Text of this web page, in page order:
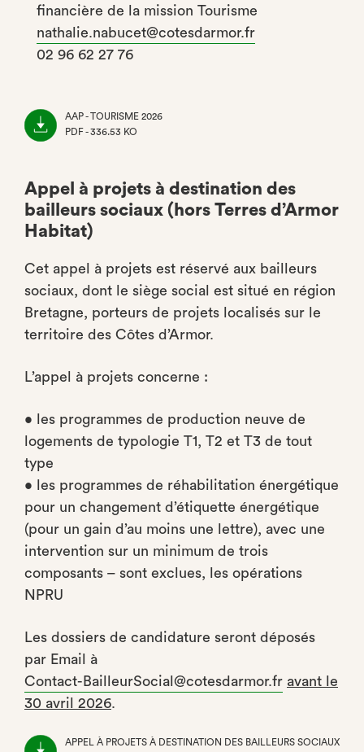
financière de la mission Tourisme
nathalie.nabucet@cotesdarmor.fr
02 96 62 27 76
AAP - TOURISME 2026
PDF - 336.53 KO
Appel à projets à destination des
bailleurs sociaux (hors Terres d’Armor
Habitat)
Cet appel à projets est réservé aux bailleurs
sociaux, dont le siège social est situé en région
Bretagne, porteurs de projets localisés sur le
territoire des Côtes d’Armor.
L’appel à projets concerne :
• les programmes de production neuve de
logements de typologie T1, T2 et T3 de tout
type
• les programmes de réhabilitation énergétique
pour un changement d’étiquette énergétique
(pour un gain d’au moins une lettre), avec une
intervention sur un minimum de trois
composants – sont exclues, les opérations
NPRU
Les dossiers de candidature seront déposés
par Email à
Contact-BailleurSocial@cotesdarmor.fr avant le
30 avril 2026.
APPEL À PROJETS À DESTINATION DES BAILLEURS SOCIAUX